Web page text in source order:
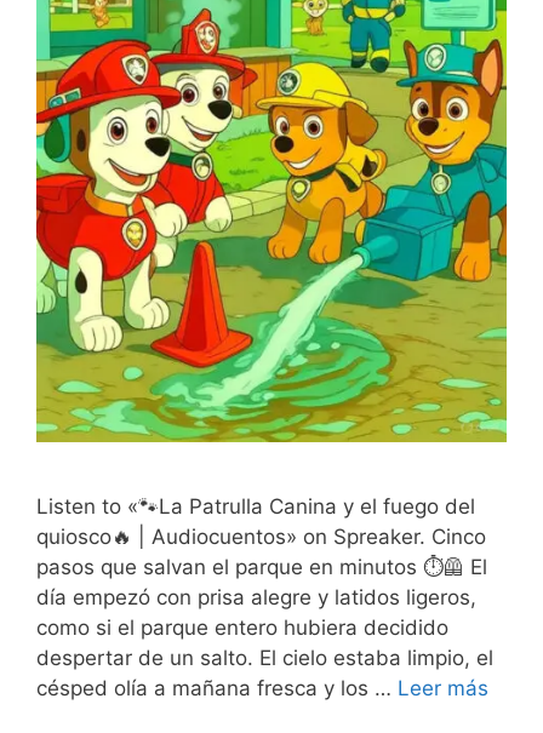
Listen to «🐾La Patrulla Canina y el fuego del
quiosco🔥 | Audiocuentos» on Spreaker. Cinco
pasos que salvan el parque en minutos ⏱️🦺 El
día empezó con prisa alegre y latidos ligeros,
como si el parque entero hubiera decidido
despertar de un salto. El cielo estaba limpio, el
césped olía a mañana fresca y los … Leer más